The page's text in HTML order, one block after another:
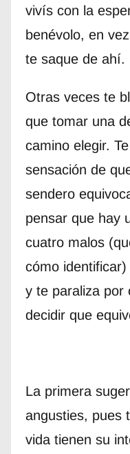
vivís con la
benévolo, en
te saque de ahí.
Otras veces te
que tomar una
camino elegir.
sensación de
sendero
pensar que hay
cuatro malos
cómo
y te paraliza por
decidir que
La primera
angusties, pues
vida tienen su